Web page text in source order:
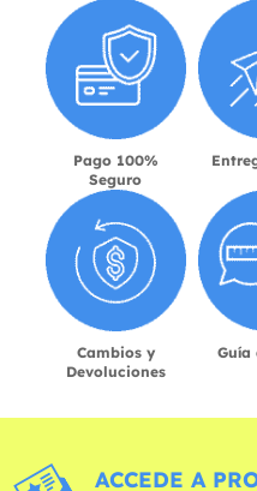
Pago 100%
Seguro
Cambios y
Devoluciones
Guía
ACCEDE A